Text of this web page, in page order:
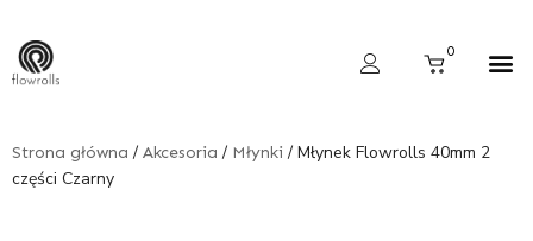
content
0
Cart
Strona główna / Akcesoria / Młynki / Młynek Flowrolls 40mm 2
części Czarny